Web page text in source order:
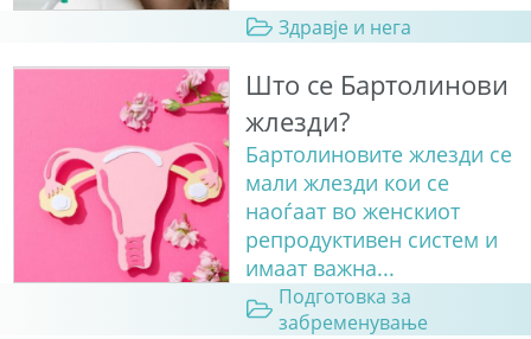
Здравје и нега
Што се Бартолинови
жлезди?
Бартолиновите жлезди се
мали жлезди кои се
наоѓаат во женскиот
репродуктивен систем и
имаат важна...
Подготовка за
забременување